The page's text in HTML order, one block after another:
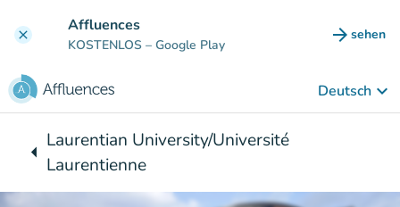
clear Affluences
KOSTENLOS – Google Play arrow_forward sehen
(new
Deutsch keyboard_arrow_down
arrow_leftZurück zu:
Laurentian University/Université
Laurentienne